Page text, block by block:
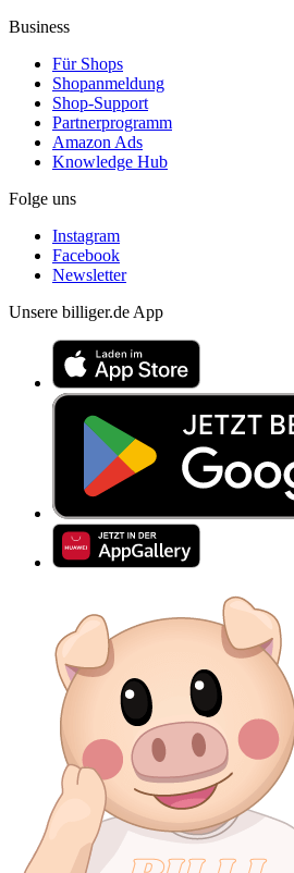
Business
Für Shops
Shopanmeldung
Shop-Support
Partnerprogramm
Amazon Ads
Knowledge Hub
Folge uns
Instagram
Facebook
Newsletter
Unsere billiger.de App